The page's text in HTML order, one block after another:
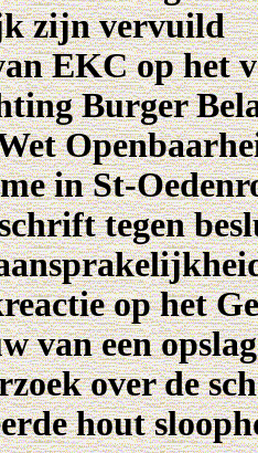
zijn vervuild
EKC op het
Burger
in St-
tegen
op het
van een
over de
hout